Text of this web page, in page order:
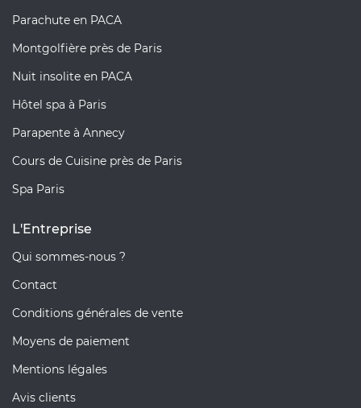
Parachute en PACA
Montgolfière près de Paris
Nuit insolite en PACA
Hôtel spa à Paris
Parapente à Annecy
Cours de Cuisine près de Paris
Spa Paris
L'Entreprise
Qui sommes-nous ?
Contact
Conditions générales de vente
Moyens de paiement
Mentions légales
Avis clients